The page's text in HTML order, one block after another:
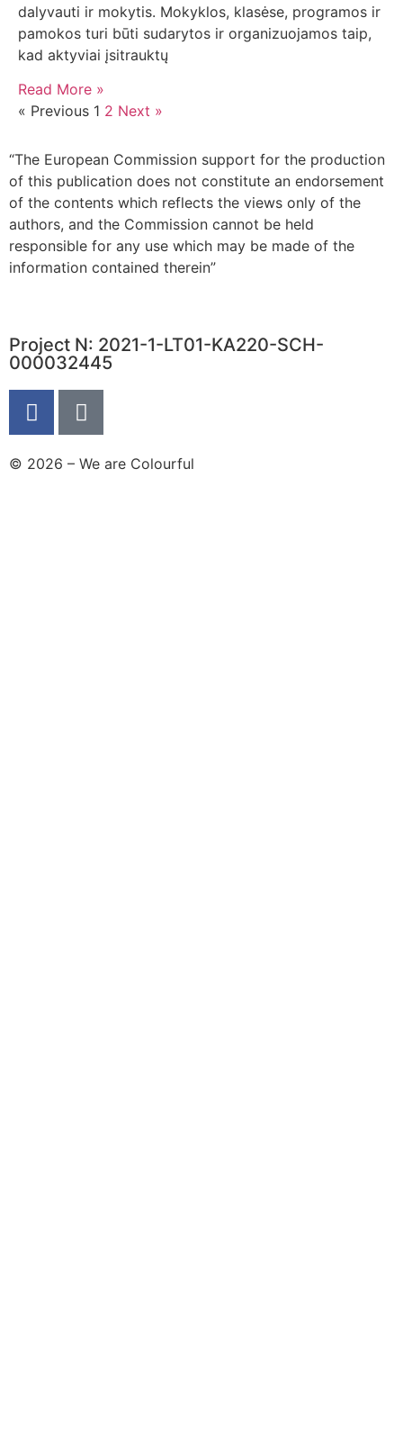
dalyvauti ir mokytis. Mokyklos, klasėse, programos ir
pamokos turi būti sudarytos ir organizuojamos taip,
kad aktyviai įsitrauktų
Read More »
« Previous 1 2 Next »
“The European Commission support for the production
of this publication does not constitute an endorsement
of the contents which reflects the views only of the
authors, and the Commission cannot be held
responsible for any use which may be made of the
information contained therein”
Project N: 2021-1-LT01-KA220-SCH-
000032445
© 2026 – We are Colourful